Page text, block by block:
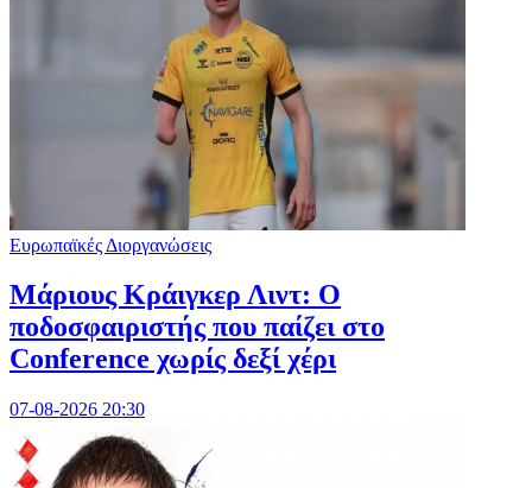
Ευρωπαϊκές Διοργανώσεις
Μάριους Κράιγκερ Λιντ: Ο
ποδοσφαιριστής που παίζει στο
Conference χωρίς δεξί χέρι
07-08-2026 20:30